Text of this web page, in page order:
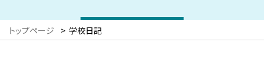
トップページ > 学校日記